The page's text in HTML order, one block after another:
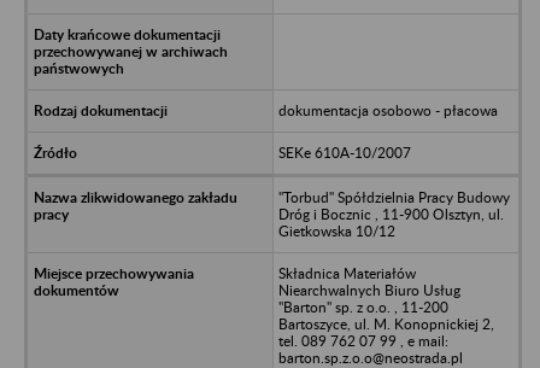
dokumentacja osobowo - płacowa
SEKe 610A-10/2007
"Torbud" Spółdzielnia Pracy Budowy
Dróg i Bocznic , 11-900 Olsztyn, ul.
Gietkowska 10/12
Składnica Materiałów
Niearchwalnych Biuro Usług
"Barton" sp. z o.o. , 11-200
Bartoszyce, ul. M. Konopnickiej 2,
tel. 089 762 07 99 , e mail:
barton.sp.z.o.o@neostrada.pl